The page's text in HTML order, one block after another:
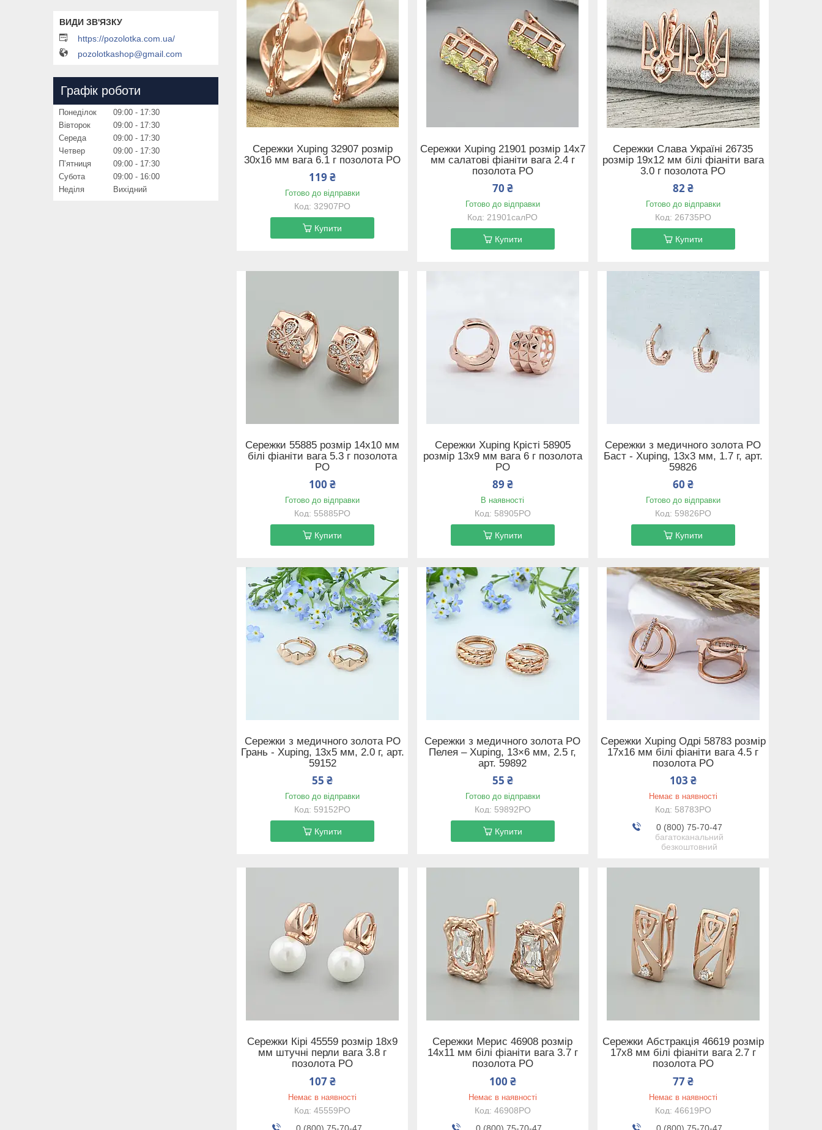
Сережки Xuping 32907 розмір
30х16 мм вага 6.1 г позолота РО
119 ₴
Готово до відправки
32907РО
Купити
Сережки Xuping 21901 розмір 14х7
мм салатові фіаніти вага 2.4 г
позолота РО
70 ₴
Готово до відправки
21901салРО
Купити
Сережки Слава Україні 26735
розмір 19х12 мм білі фіаніти вага
3.0 г позолота РО
82 ₴
Готово до відправки
26735РО
Купити
Сережки 55885 розмір 14х10 мм
білі фіаніти вага 5.3 г позолота
РО
100 ₴
Готово до відправки
55885РО
Купити
Сережки Xuping Крісті 58905
розмір 13х9 мм вага 6 г позолота
РО
89 ₴
В наявності
58905РО
Купити
Сережки з медичного золота РО
Баст - Xuping, 13х3 мм, 1.7 г, арт.
59826
60 ₴
Готово до відправки
59826РО
Купити
Сережки з медичного золота РО
Грань - Xuping, 13х5 мм, 2.0 г, арт.
59152
55 ₴
Готово до відправки
59152РО
Купити
Сережки з медичного золота РО
Пелея – Xuping, 13×6 мм, 2.5 г,
арт. 59892
55 ₴
Готово до відправки
59892РО
Купити
Сережки Xuping Одрі 58783 розмір
17х16 мм білі фіаніти вага 4.5 г
позолота РО
103 ₴
Немає в наявності
58783РО
0 (800) 75-70-47
багатоканальний
безкоштовний
Сережки Кірі 45559 розмір 18х9
мм штучні перли вага 3.8 г
позолота РО
107 ₴
Немає в наявності
45559РО
0 (800) 75-70-47
Сережки Мерис 46908 розмір
14х11 мм білі фіаніти вага 3.7 г
позолота РО
100 ₴
Немає в наявності
46908РО
0 (800) 75-70-47
Сережки Абстракція 46619 розмір
17х8 мм білі фіаніти вага 2.7 г
позолота РО
77 ₴
Немає в наявності
46619РО
0 (800) 75-70-47
https://pozolotka.com.ua/
pozolotkashop@gmail.com
Графік роботи
Понеділок 09:00
17:30
Вівторок
09:00
17:30
Середа
09:00
17:30
Четвер
09:00
17:30
Пʼятниця
09:00
17:30
Субота
09:00
16:00
Неділя
Вихідний